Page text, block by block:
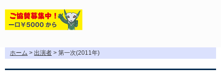
ホーム > 出演者 > 第一次(2011年)